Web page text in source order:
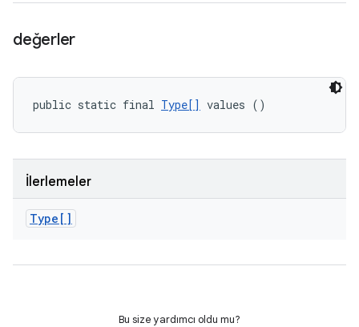
değerler
public static final Type[] values ()
İlerlemeler
Type[]
Bu size yardımcı oldu mu?